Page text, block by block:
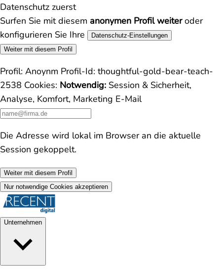
Datenschutz zuerst
Surfen Sie mit diesem anonymen Profil weiteroder
konfigurieren Sie Ihre
Datenschutz-Einstellungen
Weiter mit diesem Profil
Profil: Anoynm Profil-Id: thoughtful-gold-bear-teach-
2538 Cookies: Notwendig: Session & Sicherheit,
Analyse, Komfort, Marketing E-Mail
Die Adresse wird lokal im Browser an die aktuelle
Session gekoppelt.
Weiter mit diesem Profil
Nur notwendige Cookies akzeptieren
Unternehmen